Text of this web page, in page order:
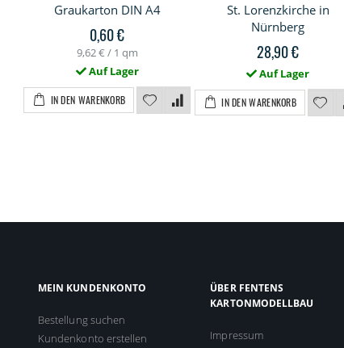
Graukarton DIN A4
0,60 €
9,62 € / 1 qm
Auf Lager
IN DEN WARENKORB
St. Lorenzkirche in
Nürnberg
28,90 €
Auf Lager
IN DEN WARENKORB
MEIN KUNDENKONTO
Bestellung suchen
Kundenkonto erstellen
ÜBER FENTENS
KARTONMODELLBAU
Impressum